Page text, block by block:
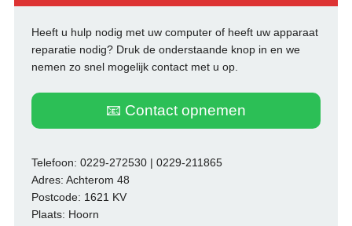
Heeft u hulp nodig met uw computer of heeft uw apparaat
reparatie nodig? Druk de onderstaande knop in en we
nemen zo snel mogelijk contact met u op.
📧 Contact opnemen
Telefoon: 0229-272530 | 0229-211865
Adres: Achterom 48
Postcode: 1621 KV
Plaats: Hoorn